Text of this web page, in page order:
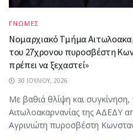
ΓΝΩΜΕΣ
Νομαρχιακό Τμήμα
του 27χρονου πυροσβέστη
πρέπει να ξεχαστεί»
30 ΙΟΥΛΊΟΥ, 2026
Με βαθιά θλίψη και
Αιτωλοακαρνανίας της ΑΔΕΔΥ
Αγρινιώτη πυροσβέστη